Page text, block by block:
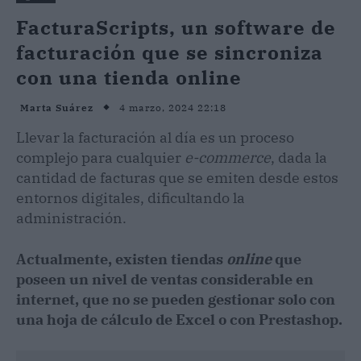
FacturaScripts, un software de
facturación que se sincroniza
con una tienda online
Marta Suárez 4 marzo, 2024 22:18
Llevar la facturación al día es un proceso
complejo para cualquier e-commerce, dada la
cantidad de facturas que se emiten desde estos
entornos digitales, dificultando la
administración.
Actualmente, existen tiendas onlineque
poseen un nivel de ventas considerable en
internet, que no se pueden gestionar solo con
una hoja de cálculo de Excel o con Prestashop.